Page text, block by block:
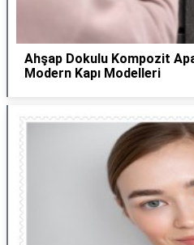
Ahşap Dokulu Kompozit
Modern Kapı Modelleri